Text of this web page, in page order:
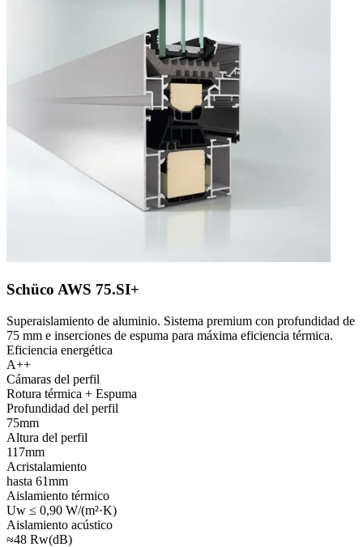
Schüco AWS 75.SI+
Superaislamiento de aluminio. Sistema premium con profundidad de
75 mm e inserciones de espuma para máxima eficiencia térmica.
Eficiencia energética
A++
Cámaras del perfil
Rotura térmica + Espuma
Profundidad del perfil
75mm
Altura del perfil
117mm
Acristalamiento
hasta 61mm
Aislamiento térmico
Uw ≤ 0,90 W/(m²·K)
Aislamiento acústico
≈48 Rw(dB)